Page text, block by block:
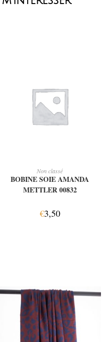
AJOUTER AU PANIER
Non classé
BOBINE SOIE AMANDA
METTLER 00832
€3,50